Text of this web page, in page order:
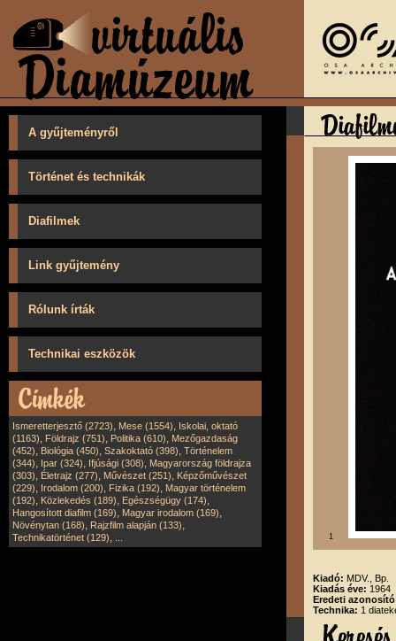
A gyűjteményről
Történet és technikák
Diafilmek
Link gyűjtemény
Rólunk írták
Technikai eszközök
Ismeretterjesztő (2723), Mese (1554), Iskolai, oktató
(1163), Földrajz (751), Politika (610), Mezőgazdaság
(452), Biológia (450), Szakoktató (398), Történelem
(344), Ipar (324), Ifjúsági (308), Magyarország földrajza
(303), Életrajz (277), Művészet (251), Képzőművészet
(229), Irodalom (200), Fizika (192), Magyar történelem
(192), Közlekedés (189), Egészségügy (174),
Hangosított diafilm (169), Magyar irodalom (169),
Növénytan (168), Rajzfilm alapján (133),
Technikatörténet (129), 1
Kiadó: MDV., Bp.
Kiadás éve: 1964
Eredeti
Technika: 1